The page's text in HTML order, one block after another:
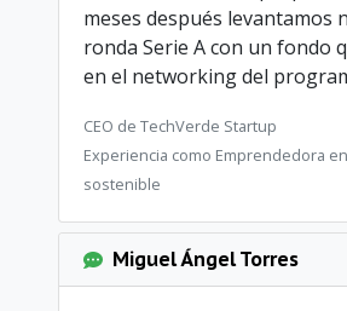
meses después levantamos
ronda Serie A con un fondo
en el networking del
CEO de TechVerde Startup
Experiencia como Emprendedora
sostenible
Miguel Ángel Torres